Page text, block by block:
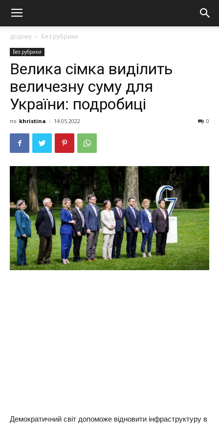
додому Без рубрики
Без рубрики
Велика сімка виділить
величезну суму для
України: подробиці
по khristina - 14.05.2022 0
Демократичний світ допоможе відновити інфраструктуру в